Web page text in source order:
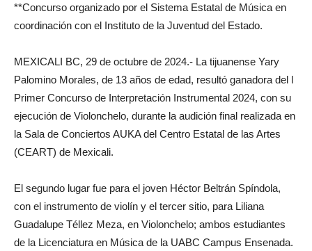
**Concurso organizado por el Sistema Estatal de Música en
coordinación con el Instituto de la Juventud del Estado.
MEXICALI BC, 29 de octubre de 2024.- La tijuanense Yary
Palomino Morales, de 13 años de edad, resultó ganadora del l
Primer Concurso de Interpretación Instrumental 2024, con su
ejecución de Violonchelo, durante la audición final realizada en
la Sala de Conciertos AUKA del Centro Estatal de las Artes
(CEART) de Mexicali.
El segundo lugar fue para el joven Héctor Beltrán Spíndola,
con el instrumento de violín y el tercer sitio, para Liliana
Guadalupe Téllez Meza, en Violonchelo; ambos estudiantes
de la Licenciatura en Música de la UABC Campus Ensenada.